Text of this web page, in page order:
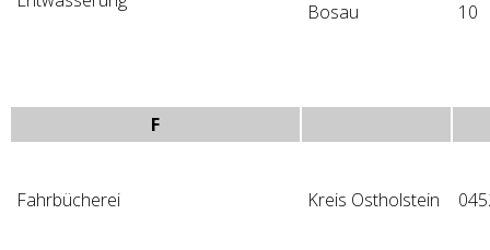
Bosau 10
F
Fahrbücherei Kreis Ostholstein